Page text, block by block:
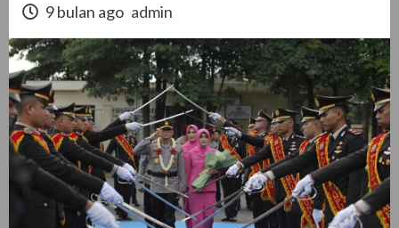
9 bulan ago admin